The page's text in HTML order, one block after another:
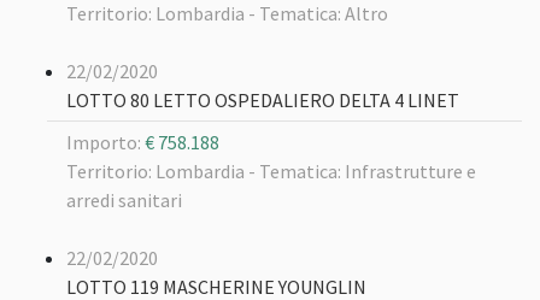
Territorio: Lombardia - Tematica: Altro
22/02/2020
LOTTO 80 LETTO OSPEDALIERO DELTA 4 LINET
Importo: € 758.188
Territorio: Lombardia - Tematica: Infrastrutture e
arredi sanitari
22/02/2020
LOTTO 119 MASCHERINE YOUNGLIN